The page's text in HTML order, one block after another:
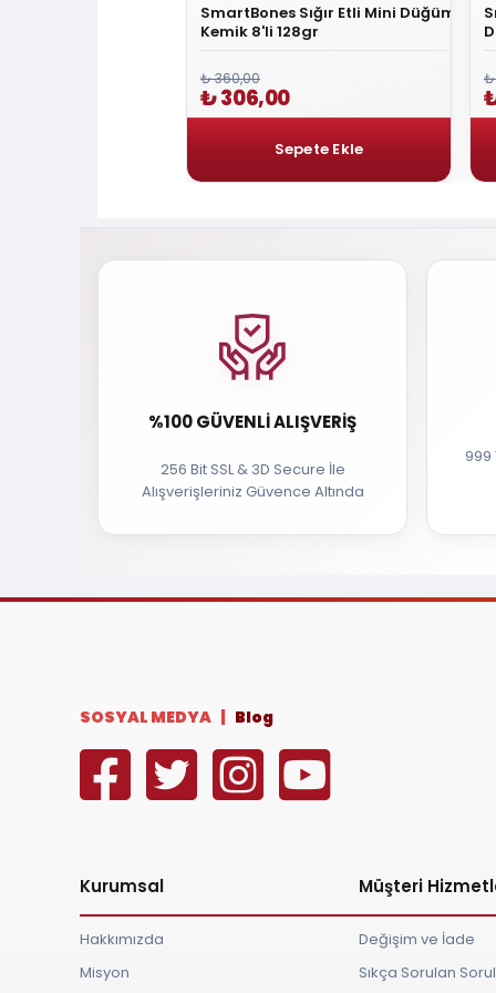
SmartBones Sığır Etli Mini Düğüm
Kemik 8'li 128gr
₺ 360,00
₺ 306,00
₺
%100 GÜVENLI ALIŞVERIŞ
256 Bit SSL & 3D Secure İle
Alışverişleriniz Güvence Altında
999
SOSYAL MEDYA | Blog
Kurumsal
Hakkımızda
Misyon
Müşteri
Değişim ve İade
Sıkça Sorulan